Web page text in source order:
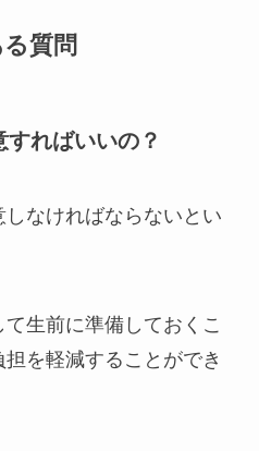
質問
ればいいの？
なければならないとい
生前に準備しておくこ
を軽減することができ